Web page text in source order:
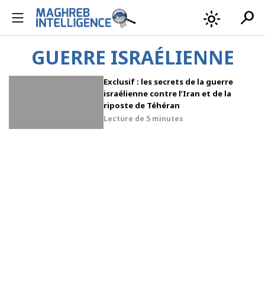
light_mode search
GUERRE ISRAÉLIENNE
Exclusif : les secrets de la guerre
israélienne contre l’Iran et de la
riposte de Téhéran
Lecture de 5 minutes